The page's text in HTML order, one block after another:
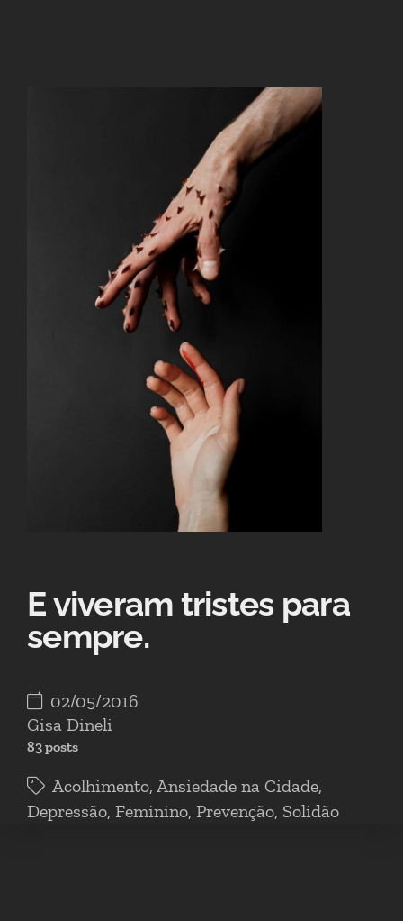
E viveram tristes para
sempre.
02/05/2016
Gisa Dineli
83 posts
Acolhimento, Ansiedade na Cidade,
Depressão, Feminino, Prevenção, Solidão